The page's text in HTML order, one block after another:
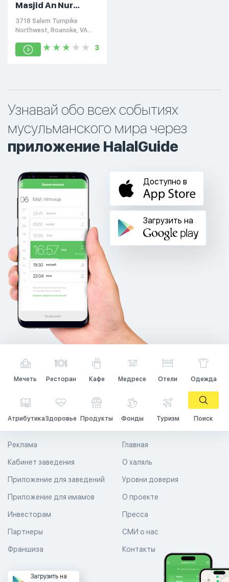
Masjid An Nur
Islamic Center
3718 Salem Turnpike
Northwest, Roanoke, VA
3
Узнавай обо всех событиях
мусульманского мира через
приложение HalalGuide
Доступно в
Загрузить на
Мечеть Ресторан Кафе Медресе Отели Одежда
АтрибутикаЗдоровье Продукты Фонды Туризм Поиск
Главная
О халяль
Уровни доверия
Реклама
Кабинет заведения
Приложение для заведений
Приложение для имамов О проекте
Пресса
СМИ о нас
Контакты
Инвесторам
Партнеры
Франшиза
Загрузить на